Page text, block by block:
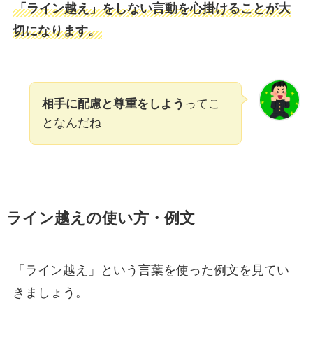
「ライン越え」をしない言動を心掛けることが大
切になります。
相手に配慮と尊重をしよう ってこ
となんだね
ライン越えの使い方・例文
「ライン越え」という言葉を使った例文を見てい
きましょう。